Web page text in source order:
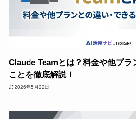
Claude Teamとは？料金や他プラ
ことを徹底解説！
2026年5月22日